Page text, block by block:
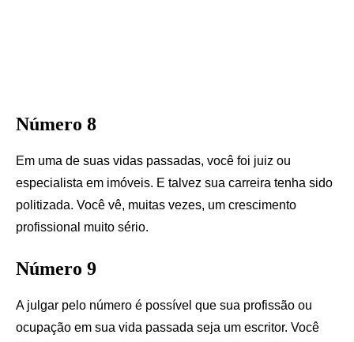
Número 8
Em uma de suas vidas passadas, você foi juiz ou
especialista em imóveis. E talvez sua carreira tenha sido
politizada. Você vê, muitas vezes, um crescimento
profissional muito sério.
Número 9
A julgar pelo número é possível que sua profissão ou
ocupação em sua vida passada seja um escritor. Você